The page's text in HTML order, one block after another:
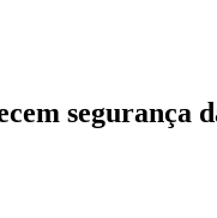
segurança